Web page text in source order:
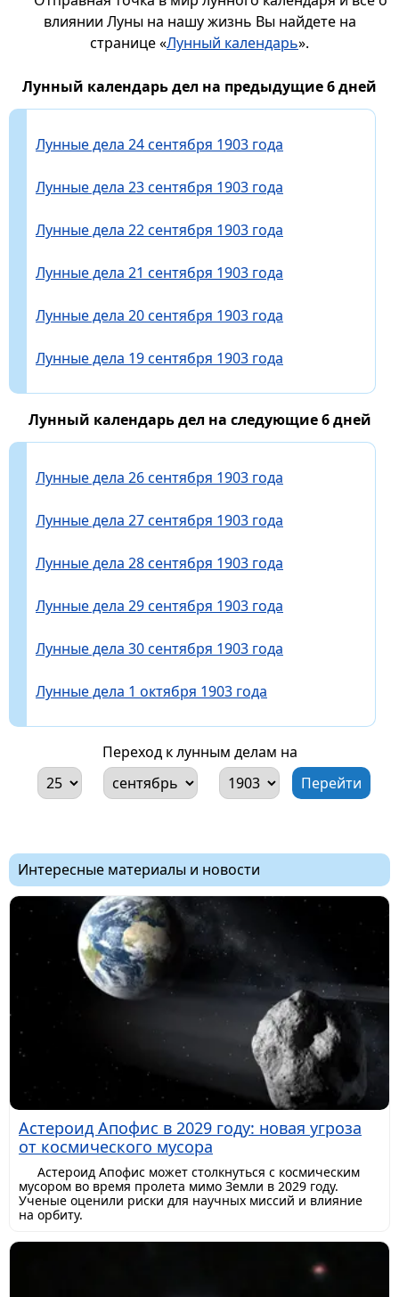
влиянии Луны на нашу жизнь Вы найдете на
странице «Лунный календарь».
Лунный календарь дел на предыдущие 6 дней
Лунные дела 24 сентября 1903 года
Лунные дела 23 сентября 1903 года
Лунные дела 22 сентября 1903 года
Лунные дела 21 сентября 1903 года
Лунные дела 20 сентября 1903 года
Лунные дела 19 сентября 1903 года
Лунный календарь дел на следующие 6 дней
Лунные дела 26 сентября 1903 года
Лунные дела 27 сентября 1903 года
Лунные дела 28 сентября 1903 года
Лунные дела 29 сентября 1903 года
Лунные дела 30 сентября 1903 года
Лунные дела 1 октября 1903 года
Переход к лунным делам на
Интересные материалы и новости
Астероид Апофис в 2029 году: новая угроза
от космического мусора
Астероид Апофис может столкнуться с космическим
мусором во время пролета мимо Земли в 2029 году.
Ученые оценили риски для научных миссий и влияние
на орбиту.